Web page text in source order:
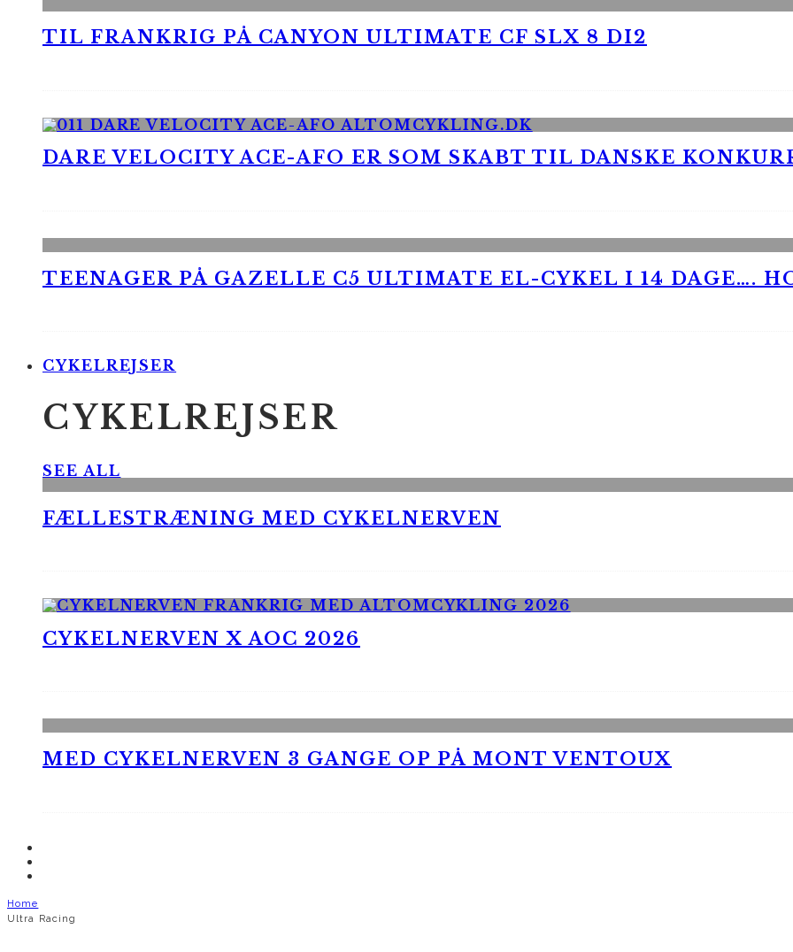
TIL FRANKRIG PÅ CANYON ULTIMATE CF SLX 8 DI2
DARE VELOCITY ACE-AFO ER SOM SKABT TIL DANSKE
TEENAGER PÅ GAZELLE C5 ULTIMATE EL-CYKEL I 14 DAGE….
CYKELREJSER
CYKELREJSER
SEE ALL
FÆLLESTRÆNING MED CYKELNERVEN
CYKELNERVEN X AOC 2026
MED CYKELNERVEN 3 GANGE OP PÅ MONT VENTOUX
Home
Ultra Racing